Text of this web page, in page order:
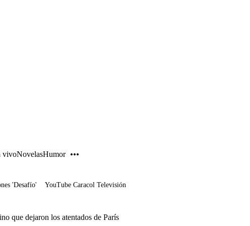
vivoNovelasHumor
'Desafío' YouTube Caracol Televisión
que dejaron los atentados de París